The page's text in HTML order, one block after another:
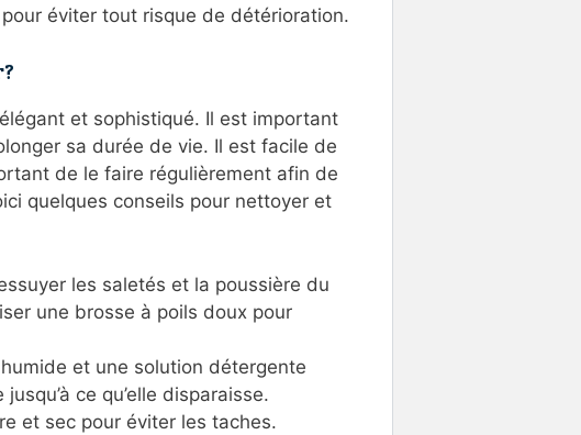
éviter tout risque de détérioration.
et sophistiqué. Il est important
sa durée de vie. Il est facile de
de le faire régulièrement afin de
quelques conseils pour nettoyer et
les saletés et la poussière du
une brosse à poils doux pour
et une solution détergente
ce qu’elle disparaisse.
et sec pour éviter les taches.